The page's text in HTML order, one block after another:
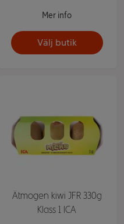
Mer info
Välj butik
Ätmogen kiwi JFR 330g
Klass 1 ICA